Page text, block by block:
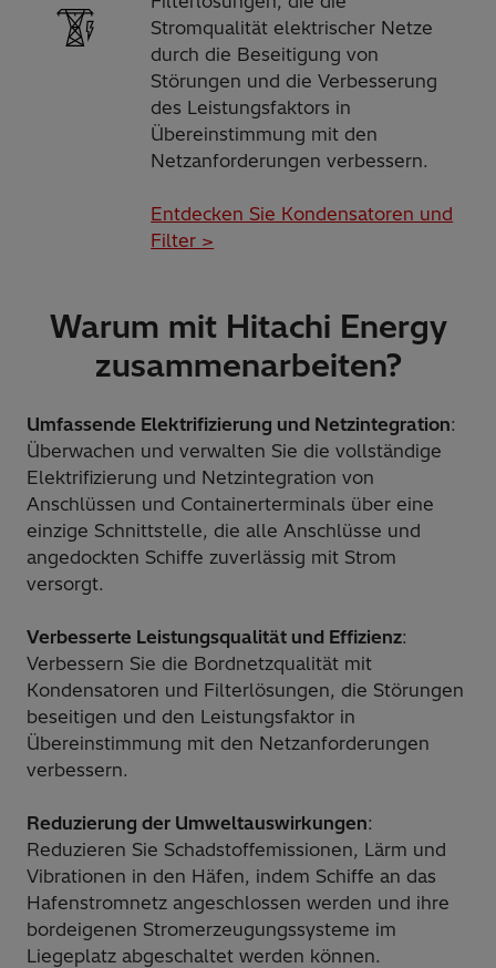
Stromqualität elektrischer Netze
durch die Beseitigung von
Störungen und die Verbesserung
des Leistungsfaktors in
Übereinstimmung mit den
Netzanforderungen verbessern.
Entdecken Sie Kondensatoren und
Filter >
Warum mit Hitachi Energy
zusammenarbeiten?
Umfassende Elektrifizierung und Netzintegration:
Überwachen und verwalten Sie die vollständige
Elektrifizierung und Netzintegration von
Anschlüssen und Containerterminals über eine
einzige Schnittstelle, die alle Anschlüsse und
angedockten Schiffe zuverlässig mit Strom
versorgt.
Verbesserte Leistungsqualität und Effizienz:
Verbessern Sie die Bordnetzqualität mit
Kondensatoren und Filterlösungen, die Störungen
beseitigen und den Leistungsfaktor in
Übereinstimmung mit den Netzanforderungen
verbessern.
Reduzierung der Umweltauswirkungen:
Reduzieren Sie Schadstoffemissionen, Lärm und
Vibrationen in den Häfen, indem Schiffe an das
Hafenstromnetz angeschlossen werden und ihre
bordeigenen Stromerzeugungssysteme im
Liegeplatz abgeschaltet werden können.